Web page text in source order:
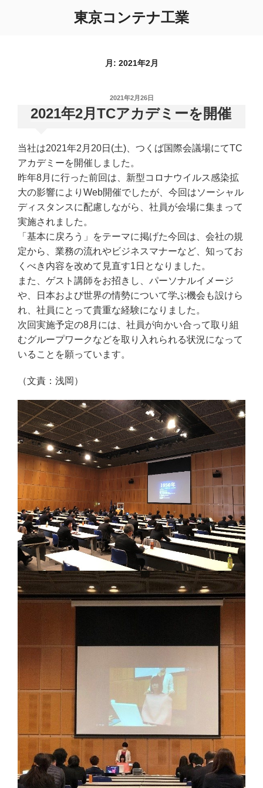
東京コンテナ工業
月: 2021年2月
投
稿
日:
2021年2月26日
2021年2月TCアカデミーを開催
当社は2021年2月20日(土)、つくば国際会議場にてTC
アカデミーを開催しました。
昨年8月に行った前回は、新型コロナウイルス感染拡
大の影響によりWeb開催でしたが、今回はソーシャル
ディスタンスに配慮しながら、社員が会場に集まって
実施されました。
「基本に戻ろう」をテーマに掲げた今回は、会社の規
定から、業務の流れやビジネスマナーなど、知ってお
くべき内容を改めて見直す1日となりました。
また、ゲスト講師をお招きし、パーソナルイメージ
や、日本および世界の情勢について学ぶ機会も設けら
れ、社員にとって貴重な経験になりました。
次回実施予定の8月には、社員が向かい合って取り組
むグループワークなどを取り入れられる状況になって
いることを願っています。
（文責：浅岡）